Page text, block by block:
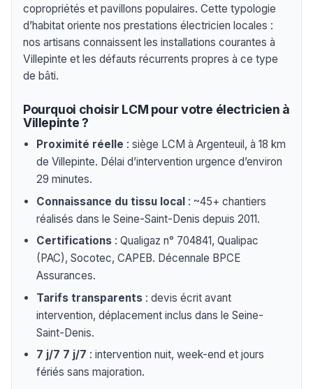
copropriétés et pavillons populaires. Cette typologie
d’habitat oriente nos prestations électricien locales :
nos artisans connaissent les installations courantes à
Villepinte et les défauts récurrents propres à ce type
de bâti.
Pourquoi choisir LCM pour votre électricien à
Villepinte ?
Proximité réelle : siège LCM à Argenteuil, à 18 km
de Villepinte. Délai d’intervention urgence d’environ
29 minutes.
Connaissance du tissu local : ~45+ chantiers
réalisés dans le Seine-Saint-Denis depuis 2011.
Certifications : Qualigaz n° 704841, Qualipac
(PAC), Socotec, CAPEB. Décennale BPCE
Assurances.
Tarifs transparents : devis écrit avant
intervention, déplacement inclus dans le Seine-
Saint-Denis.
7 j/7 7 j/7 : intervention nuit, week-end et jours
fériés sans majoration.